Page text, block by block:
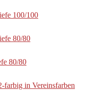
100/100
80/80
80/80
in Vereinsfarben